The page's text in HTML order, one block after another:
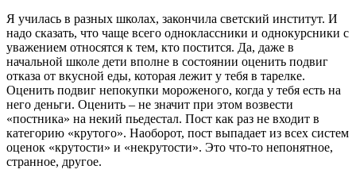
Я училась в разных школах, закончила светский институт. И
надо сказать, что чаще всего одноклассники и однокурсники с
уважением относятся к тем, кто постится. Да, даже в
начальной школе дети вполне в состоянии оценить подвиг
отказа от вкусной еды, которая лежит у тебя в тарелке.
Оценить подвиг непокупки мороженого, когда у тебя есть на
него деньги. Оценить – не значит при этом возвести
«постника» на некий пьедестал. Пост как раз не входит в
категорию «крутого». Наоборот, пост выпадает из всех систем
оценок «крутости» и «некрутости». Это что-то непонятное,
странное, другое.